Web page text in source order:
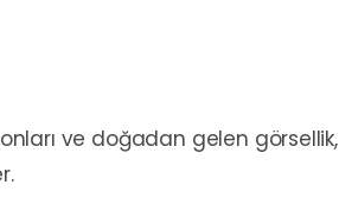
ve doğadan gelen görsellik,